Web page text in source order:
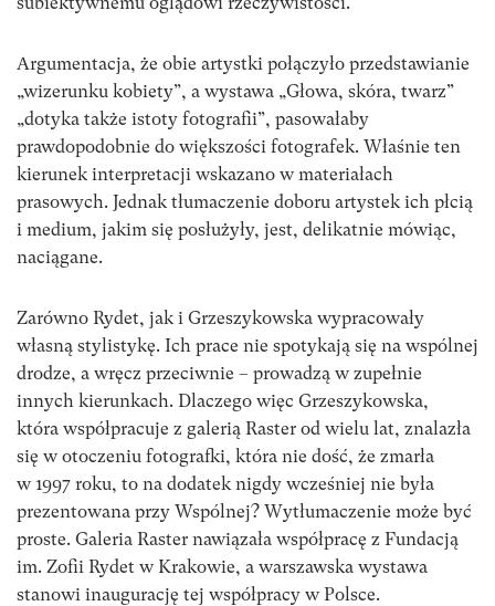
Argumentacja, że obie artystki połączyło przedstawianie
„wizerunku kobiety”, a wystawa „Głowa, skóra, twarz”
„dotyka także istoty fotografii”, pasowałaby
prawdopodobnie do większości fotografek. Właśnie ten
kierunek interpretacji wskazano w materiałach
prasowych. Jednak tłumaczenie doboru artystek ich płcią
i medium, jakim się posłużyły, jest, delikatnie mówiąc,
naciągane.
Zarówno Rydet, jak i Grzeszykowska wypracowały
własną stylistykę. Ich prace nie spotykają się na wspólnej
drodze, a wręcz przeciwnie – prowadzą w zupełnie
innych kierunkach. Dlaczego więc Grzeszykowska,
która współpracuje z galerią Raster od wielu lat, znalazła
się w otoczeniu fotografki, która nie dość, że zmarła
w 1997 roku, to na dodatek nigdy wcześniej nie była
prezentowana przy Wspólnej? Wytłumaczenie może być
proste. Galeria Raster nawiązała współpracę z Fundacją
im. Zofii Rydet w Krakowie, a warszawska wystawa
stanowi inaugurację tej współpracy w Polsce.